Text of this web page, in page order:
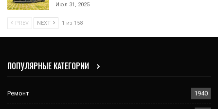
Июл 31, 2025
PREV NEXT 1 из 158
ПОПУЛЯРНЫЕ КАТЕГОРИИ
Ремонт 1940